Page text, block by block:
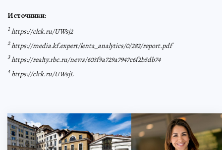
Источники:
1https://clck.ru/UWsj2
2https://media.kf.expert/lenta_analytics/0/282/report.pdf
3https://realty.rbc.ru/news/603f9a729a7947c6f2b5db74
4https://clck.ru/UWsjL